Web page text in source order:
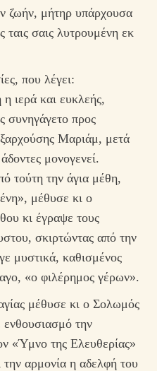
ζωήν, μήτηρ υπάρχουσα
ταις σαις λυτρουμένη εκ
που λέγει:
ιερά και ευκλεής,
συνηγάγετο προς
Μαριάμ, μετά
μονογενεί.
τούτη την άγια μέθη,
μέθυσε κι ο
κι έγραψε τους
σκιρτώντας από την
μυστικά, καθισμένος
«ο φιλέρημος γέρων».
μέθυσε κι ο Σολωμός
ενθουσιασμό την
«Ύμνο της Ελευθερίας»
αρμονία η αδελφή του